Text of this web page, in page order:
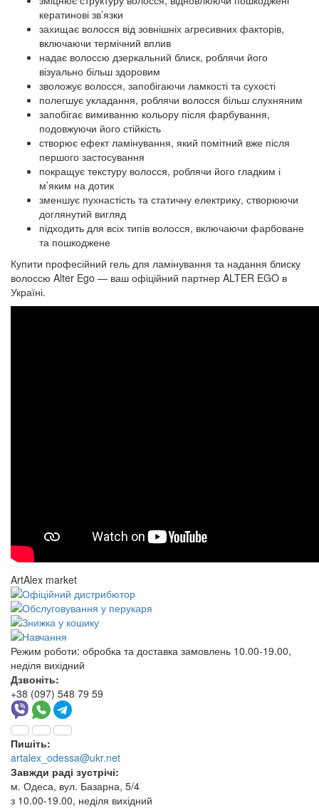
кератинові зв’язки
захищає волосся від зовнішніх агресивних факторів,
включаючи термічний вплив
надає волоссю дзеркальний блиск, роблячи його
візуально більш здоровим
зволожує волосся, запобігаючи ламкості та сухості
полегшує укладання, роблячи волосся більш слухняним
запобігає вимиванню кольору після фарбування,
подовжуючи його стійкість
створює ефект ламінування, який помітний вже після
першого застосування
покращує текстуру волосся, роблячи його гладким і
м’яким на дотик
зменшує пухнастість та статичну електрику, створюючи
доглянутий вигляд
підходить для всіх типів волосся, включаючи фарбоване
та пошкоджене
Купити професійний гель для ламінування та надання блиску
волоссю Alter Ego — ваш офіційний партнер ALTER EGO в
Україні.
ArtAlex market
Режим роботи: обробка та доставка замовлень 10.00-19.00,
неділя вихідний
Дзвоніть:
+38 (097) 548 79 59
Пишіть:
artalex_odessa@ukr.net
Завжди раді зустрічі:
м. Одеса, вул. Базарна, 5/4
з 10.00-19.00, неділя вихідний